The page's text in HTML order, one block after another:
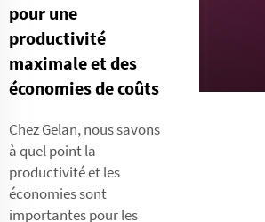
pour une
productivité
maximale et des
économies de coûts
Chez Gelan, nous savons
à quel point la
productivité et les
économies sont
importantes pour les